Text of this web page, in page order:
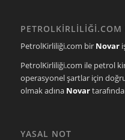
PetrolKirliliği.com bir Novar
PetrolKirliliği.com ile petrol
operasyonel şartlar için
olmak adına Novar
YASAL NOT